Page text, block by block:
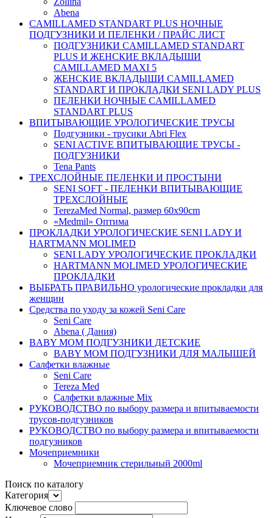
Abena
CAMILLAMED STANDART PLUS НОЧНЫЕ
ПОДГУЗНИКИ И ПЕЛЕНКИ / ПРАЙС ЛИСТ
ПОДГУЗНИКИ CAMILLAMED STANDART
PLUS И ЖЕНСКИЕ ВКЛАДЫШИ
CAMILLAMED MAXI 5
ЖЕНСКИЕ ВКЛАДЫШИ CAMILLAMED
STANDART И ПРОКЛАДКИ SENI LADY PLUS
ПЕЛЕНКИ НОЧНЫЕ CAMILLAMED
STANDART PLUS
ВПИТЫВАЮЩИЕ УРОЛОГИЧЕСКИЕ ТРУСЫ
Подгузники - трусики Abri Flex
SENI ACTIVE ВПИТЫВАЮЩИЕ ТРУСЫ -
ПОДГУЗНИКИ
Tena Pants
ТРЕХСЛОЙНЫЕ ПЕЛЕНКИ И ПРОСТЫНИ
SENI SOFT - ПЕЛЕНКИ ВПИТЫВАЮЩИЕ
ТРЕХСЛОЙНЫЕ
TerezaMed Normal, размер 60x90cm
«Medmil» Оптима
ПРОКЛАДКИ УРОЛОГИЧЕСКИЕ SENI LADY И
HARTMANN MOLIMED
SENI LADY УРОЛОГИЧЕСКИЕ ПРОКЛАДКИ
HARTMANN MOLIMED УРОЛОГИЧЕСКИЕ
ПРОКЛАДКИ
ВЫБРАТЬ ПРАВИЛЬНО урологические прокладки для
женщин
Средства по уходу за кожей Seni Care
Seni Care
Abena ( Дания)
BABY MOM ПОДГУЗНИКИ ДЕТСКИЕ
BABY MOM ПОДГУЗНИКИ ДЛЯ МАЛЫШЕЙ
Салфетки влажные
Seni Care
Tereza Med
Салфетки влажные Mix
РУКОВОДСТВО по выбору размера и впитываемости
трусов-подгузников
РУКОВОДСТВО по выбору размера и впитываемости
подгузников
Мочеприемники
Мочеприемник стерильный 2000ml
Поиск по каталогу
Категория
Ключевое слово